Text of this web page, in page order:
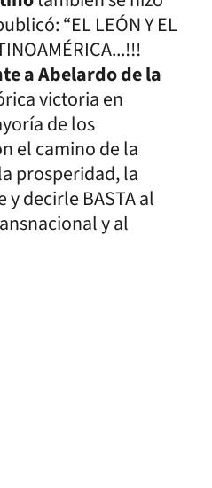
“EL LEÓN Y EL
a Abelardo de la
victoria en
de los
el camino de la
prosperidad, la
decirle BASTA al
y al